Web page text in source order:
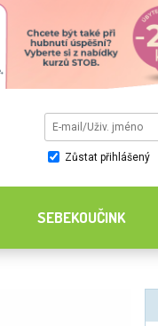
Zůstat přihlášený
SEBEKOUČINK